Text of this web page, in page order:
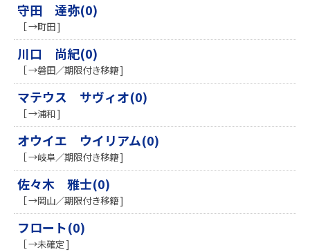
守田 達弥(0)
［ →町田 ]
川口 尚紀(0)
［ →磐田／期限付き移籍 ]
マテウス サヴィオ(0)
［ →浦和 ]
オウイエ ウイリアム(0)
［ →岐阜／期限付き移籍 ]
佐々木 雅士(0)
［ →岡山／期限付き移籍 ]
フロート(0)
［ →未確定 ]